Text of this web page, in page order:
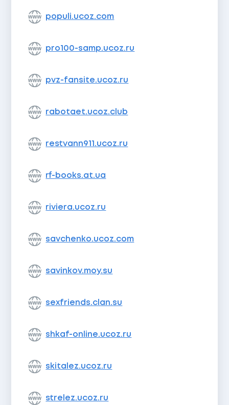
populi.ucoz.com
pro100-samp.ucoz.ru
pvz-fansite.ucoz.ru
rabotaet.ucoz.club
restvann911.ucoz.ru
rf-books.at.ua
riviera.ucoz.ru
savchenko.ucoz.com
savinkov.moy.su
sexfriends.clan.su
shkaf-online.ucoz.ru
skitalez.ucoz.ru
strelez.ucoz.ru